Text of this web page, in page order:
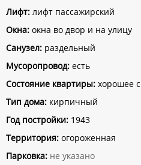
Лифт: лифт пассажирский
Окна: окна во двор и на улицу
Санузел: раздельный
Мусоропровод: есть
Состояние квартиры: хорошее
Тип дома: кирпичный
Год постройки: 1943
Территория: огороженная
Парковка: не указано